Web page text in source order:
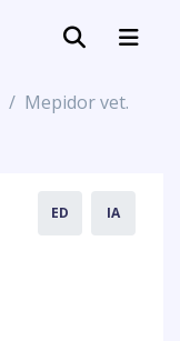
Mepidor vet.
ED IA